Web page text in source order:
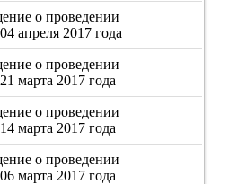
о проведении
апреля 2017 года
о проведении
марта 2017 года
о проведении
марта 2017 года
о проведении
марта 2017 года